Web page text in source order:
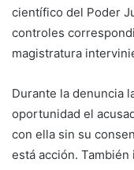
científico del Poder
controles
magistratura
Durante la denuncia
oportunidad el
con ella sin su
está acción.